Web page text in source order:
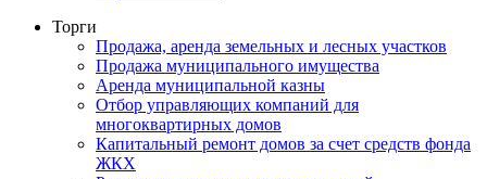
Торги
Продажа, аренда земельных и лесных участков
Продажа муниципального имущества
Аренда муниципальной казны
Отбор управляющих компаний для
многоквартирных домов
Капитальный ремонт домов за счет средств фонда
ЖКХ